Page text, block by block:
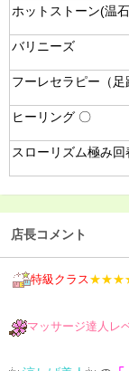
ホットストーン(温
バリニーズ
フーレセラピー（足
ヒーリング 〇
スローリズム極み回
店長コメント
特級クラス
マッサージ達人レ